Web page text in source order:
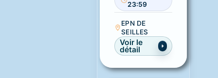
23:59
EPN DE
SEILLES
Voir le
détail